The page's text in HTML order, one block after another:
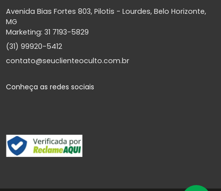
Avenida Bias Fortes 803, Pilotis - Lourdes, Belo Horizonte,
MG
Marketing: 31 7193-5829
(31) 99920-5412
contato@seuclienteoculto.com.br
Conheça as redes sociais